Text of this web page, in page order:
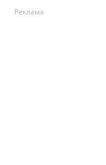
Реклама